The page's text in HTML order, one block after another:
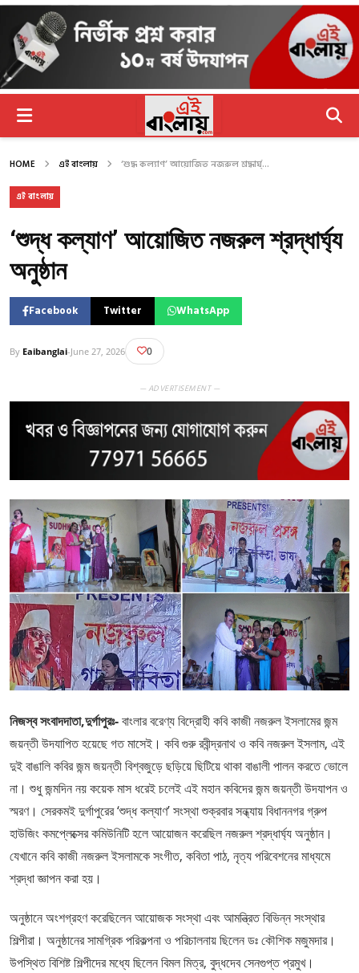
HOME এই বাংলায় ‘শুদ্ধ কল্যাণ’ আয়োজিত নজরুল শ্রদ্ধার্ঘ্...
এই বাংলায়
‘শুদ্ধ কল্যাণ’ আয়োজিত নজরুল শ্রদ্ধার্ঘ্য
অনুষ্ঠান
Facebook Twitter WhatsApp
By Eaibanglai-June 27, 2026 0
— ADVERTISEMENT —
নিজস্ব সংবাদদাতা,দুর্গাপুরঃ-বাংলার বরেণ্য বিদ্রোহী কবি কাজী নজরুল ইসলামের জন্ম
জয়ন্তী উদযাপিত হয়েছে গত মাসেই। কবি গুরু রবীন্দ্রনাথ ও কবি নজরুল ইসলাম, এই
দুই বাঙালি কবির জন্ম জয়ন্তী বিশ্বজুড়ে ছড়িয়ে ছিটিয়ে থাকা বাঙালী পালন করতে ভোলে
না। শুধু জন্মদিন নয় কয়েক মাস ধরেই চলেই এই মহান কবিদের জন্ম জয়ন্তী উদযাপন ও
স্মরণ। সেরকমই দুর্গাপুরের ‘শুদ্ধ কল্যাণ’ সংস্থা শুক্রবার সন্ধ্যায় বিধাননগর গ্রুপ
হাউজিং কমপ্লেক্সের কমিউনিটি হলে আয়োজন করেছিল নজরুল শ্রদ্ধার্ঘ্য অনুষ্ঠান।
যেখানে কবি কাজী নজরুল ইসলামকে সংগীত, কবিতা পাঠ, নৃত্য পরিবেশনের মাধ্যমে
শ্রদ্ধা জ্ঞাপন করা হয়।
অনুষ্ঠানে অংশগ্রহণ করেছিলেন আয়োজক সংস্থা এবং আমন্ত্রিত বিভিন্ন সংস্থার
শিল্পীরা। অনুষ্ঠানের সামগ্রিক পরিকল্পনা ও পরিচালনায় ছিলেন ডঃ কৌশিক মজুমদার।
উপস্থিত বিশিষ্ট শিল্পীদের মধ্যে ছিলেন বিমল মিত্র, বুদ্ধদেব সেনগুপ্ত প্রমুখ।